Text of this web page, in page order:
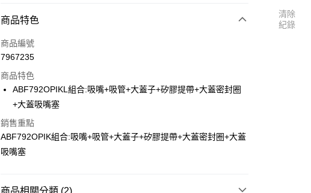
付款方式
信用卡一次付款
Apple Pay
街口支付
悠遊付
大哥付你分期
1.本服務由台灣大哥大提供，台灣大哥大用戶可立即使用無須另外申請。
ATM付款
商品特色
商品編號
7967235
商品特色
ABF792OPIKL組合:吸嘴+吸管+大蓋子+矽膠提帶+大蓋密封圈
+大蓋吸嘴塞
銷售重點
ABF792OPIK組合:吸嘴+吸管+大蓋子+矽膠提帶+大蓋密封圈+大蓋
吸嘴塞
商品相關分類 (2)
清除
紀錄